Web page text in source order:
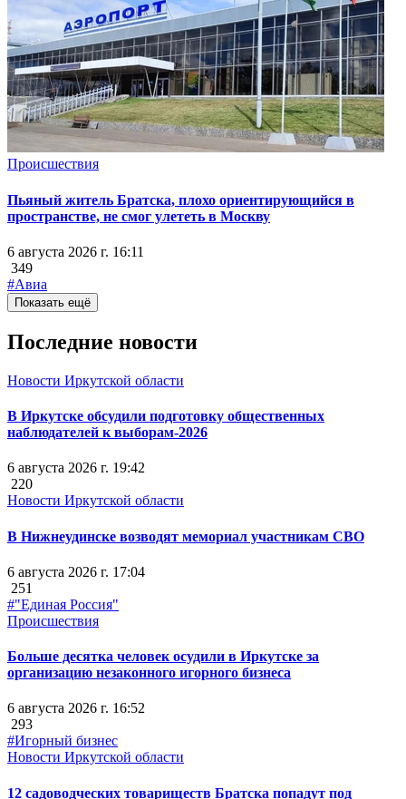
Происшествия
Пьяный житель Братска, плохо ориентирующийся в
пространстве, не смог улететь в Москву
6 августа 2026 г. 16:11
349
#Авиа
Показать ещё
Последние новости
Новости Иркутской области
В Иркутске обсудили подготовку общественных
наблюдателей к выборам-2026
6 августа 2026 г. 19:42
220
Новости Иркутской области
В Нижнеудинске возводят мемориал участникам СВО
6 августа 2026 г. 17:04
251
#"Единая Россия"
Происшествия
Больше десятка человек осудили в Иркутске за
организацию незаконного игорного бизнеса
6 августа 2026 г. 16:52
293
#Игорный бизнес
Новости Иркутской области
12 садоводческих товариществ Братска попадут под